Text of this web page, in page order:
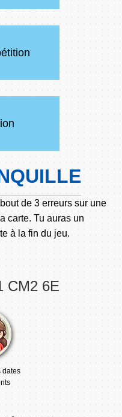
de 3 erreurs sur une
carte. Tu auras un
à la fin du jeu.
CM2 6E
dates